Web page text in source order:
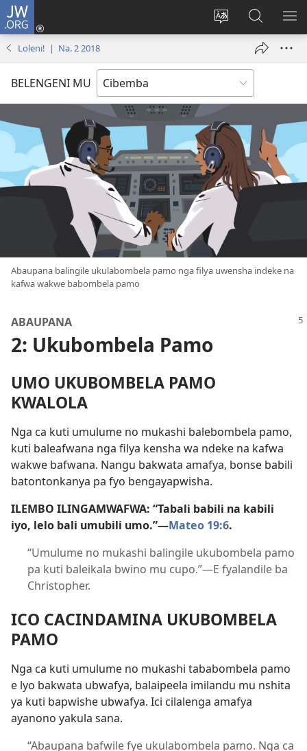
JW.ORG
Bikenipo
Isuleni
(yalaisula Fwayeni
pa
JW.ORG
Loleni! | Na. 2 2018
BELENGENI MU
Abaupana balingile ukulabombela pamo nga filya uwensha indeke na
kafwa wakwe babombela pamo
ABAUPANA
2: Ukubombela Pamo
UMO UKUBOMBELA PAMO
KWALOLA
Nga ca kuti umulume no mukashi balebombela pamo,
kuti baleafwana nga filya kensha wa ndeke na kafwa
wakwe bafwana. Nangu bakwata amafya, bonse babili
batontonkanya pa fyo bengayapwisha.
ILEMBO ILINGAMWAFWA: “Tabali babili na kabili
iyo, lelo bali umubili umo.”—Mateo 19:6.
“Umulume no mukashi balingile ukubombela pamo
pa kuti baleikala bwino mu cupo.”—E fyalandile ba
Christopher.
ICO CACINDAMINA UKUBOMBELA
PAMO
Nga ca kuti umulume no mukashi tababombela pamo
e lyo bakwata ubwafya, balaipeela imilandu mu nshita
ya kuti bapwishe ubwafya. Ici cilalenga amafya
ayanono yakula sana.
“Abaupana bafwile fye ukulabombela pamo. Nga ca